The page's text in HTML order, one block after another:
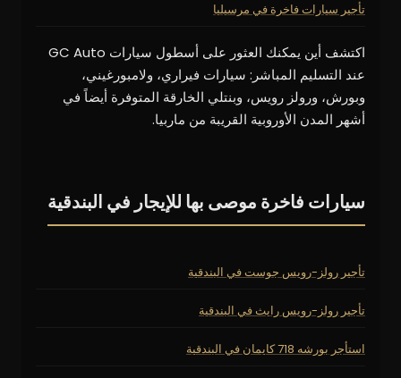
تأجير سيارات فاخرة في مرسيليا
اكتشف أين يمكنك العثور على أسطول سيارات GC Auto
عند التسليم المباشر: سيارات فيراري، ولامبورغيني،
وبورش، ورولز رويس، وبنتلي الخارقة المتوفرة أيضاً في
أشهر المدن الأوروبية القريبة من ماربيا.
سيارات فاخرة موصى بها للإيجار في البندقية
تأجير رولز-رويس جوست في البندقية
تأجير رولز-رويس رايث في البندقية
استأجر بورشه 718 كايمان في البندقية